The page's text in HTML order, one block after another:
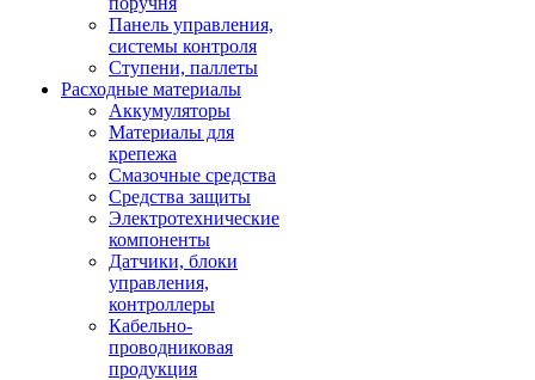
Панель управления,
системы контроля
Ступени, паллеты
Расходные материалы
Аккумуляторы
Материалы для
крепежа
Смазочные средства
Средства защиты
Электротехнические
компоненты
Датчики, блоки
управления,
контроллеры
Кабельно-
проводниковая
продукция